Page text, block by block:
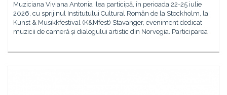
Muziciana Viviana Antonia Ilea participă, în perioada 22-25 iulie
2026, cu sprijinul Institutului Cultural Român de la Stockholm, la
Kunst & Musikkfestival (K&Mfest) Stavanger, eveniment dedicat
muzicii de cameră și dialogului artistic din Norvegia. Participarea